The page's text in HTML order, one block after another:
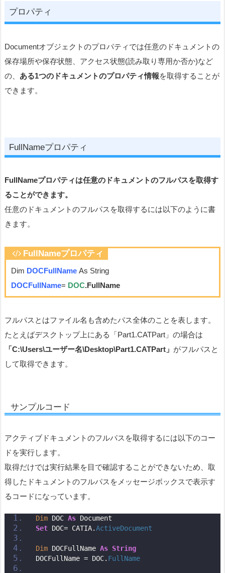
プロパティ
Documentオブジェクトのプロパティでは任意のドキュメントの
保存場所や保存状態、アクセス状態(読み取り専用か否か)など
の、 ある1つのドキュメントのプロパティ情報を取得することが
できます。
FullNameプロパティ
FullNameプロパティは任意のドキュメントのフルパスを取得す
ることができます。
任意のドキュメントのフルパスを取得するには以下のように書
きます。
FullNameプロパティ
Dim DOCFullName As String
DOCFullName= DOC.FullName
フルパスとはファイル名も含めたパス全体のことを表します。
たとえばデスクトップ上にある「Part1.CATPart」の場合は
「C:\Users\ユーザー名\Desktop\Part1.CATPart」 がフルパスと
して取得できます。
サンプルコード
アクティブドキュメントのフルパスを取得するには以下のコー
ドを実行します。
取得だけでは実行結果を目で確認することができないため、取
得したドキュメントのフルパスをメッセージボックスで表示す
るコードになっています。
Dim DOC As Document
Set DOC= CATIA.ActiveDocument
Dim DOCFullName As String
DOCFullName = DOC. FullName